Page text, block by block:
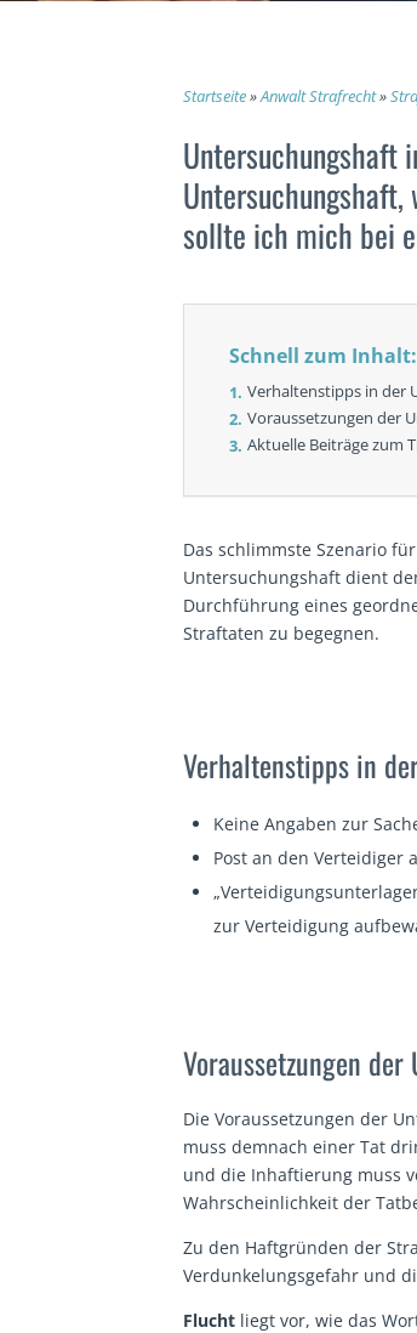
Startseite»Anwalt Strafrecht»
Untersuchungshaft
sollte ich mich bei
Schnell zum Inhalt:
Verhaltenstipps in der
Voraussetzungen der
Aktuelle Beiträge zum
Das schlimmste Szenario
Untersuchungshaft dient
Durchführung eines
Straftaten zu begegnen.
Verhaltenstipps in
Keine Angaben zur
Post an den Verteidiger
zur Verteidigung
Voraussetzungen
Die Voraussetzungen der
muss demnach einer Tat
und die Inhaftierung muss
Wahrscheinlichkeit der
Zu den Haftgründen der
Verdunkelungsgefahr und
Flucht liegt vor, wie das